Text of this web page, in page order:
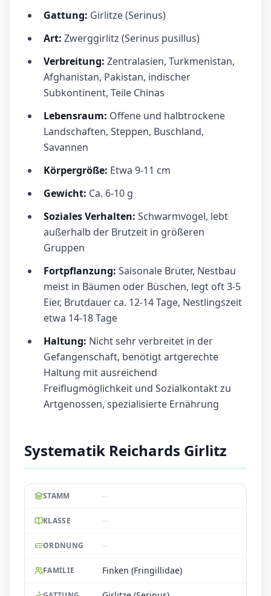
Gattung: Girlitze (Serinus)
Art: Zwerggirlitz (Serinus pusillus)
Verbreitung: Zentralasien, Turkmenistan,
Afghanistan, Pakistan, indischer
Subkontinent, Teile Chinas
Lebensraum: Offene und halbtrockene
Landschaften, Steppen, Buschland,
Savannen
Körpergröße: Etwa 9-11 cm
Gewicht: Ca. 6-10 g
Soziales Verhalten: Schwarmvogel, lebt
außerhalb der Brutzeit in größeren
Gruppen
Fortpflanzung: Saisonale Brüter, Nestbau
meist in Bäumen oder Büschen, legt oft 3-5
Eier, Brutdauer ca. 12-14 Tage, Nestlingszeit
etwa 14-18 Tage
Haltung: Nicht sehr verbreitet in der
Gefangenschaft, benötigt artgerechte
Haltung mit ausreichend
Freiflugmöglichkeit und Sozialkontakt zu
Artgenossen, spezialisierte Ernährung
Systematik Reichards Girlitz
STAMM --
KLASSE --
ORDNUNG --
FAMILIE Finken (Fringillidae)